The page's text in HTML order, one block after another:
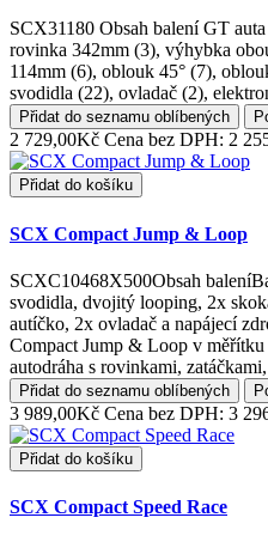
SCX31180 Obsah balení GT
rovinka 342mm (3), výhybka
114mm (6), oblouk 45° (7),
svodidla (22), ovladač (2),
Přidat do seznamu oblíbených
2 729,00Kč Cena bez DPH: 2
Přidat do košíku
SCX Compact Jump & Loop
SCXC10468X500Obsah
svodidla, dvojitý looping, 2x
autíčko, 2x ovladač a napájecí
Compact Jump & Loop v
autodráha s rovinkami,
Přidat do seznamu oblíbených
3 989,00Kč Cena bez DPH: 3
Přidat do košíku
SCX Compact Speed Race